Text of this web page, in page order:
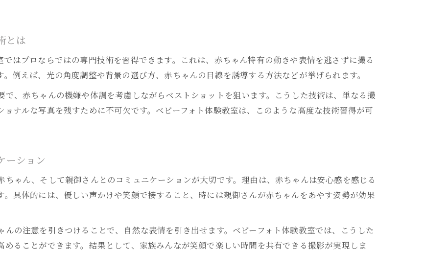
とは
はプロならではの専門技術を習得できます。これは、赤ちゃん特有の動きや表情を逃さずに撮る
例えば、光の角度調整や背景の選び方、赤ちゃんの目線を誘導する方法などが挙げられます。
、赤ちゃんの機嫌や体調を考慮しながらベストショットを狙います。こうした技術は、単なる撮
ナルな写真を残すために不可欠です。ベビーフォト体験教室は、このような高度な技術習得が可
ーション
ゃん、そして親御さんとのコミュニケーションが大切です。理由は、赤ちゃんは安心感を感じる
具体的には、優しい声かけや笑顔で接すること、時には親御さんが赤ちゃんをあやす姿勢が効果
の注意を引きつけることで、自然な表情を引き出せます。ベビーフォト体験教室では、こうした
ることができます。結果として、家族みんなが笑顔で楽しい時間を共有できる撮影が実現しま